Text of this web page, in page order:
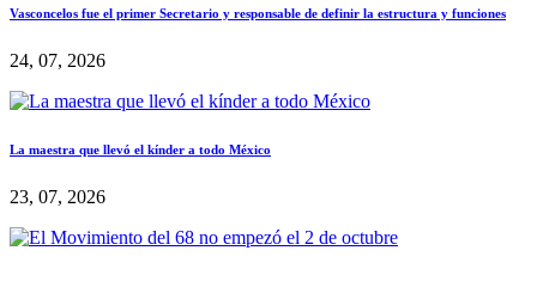
Vasconcelos fue el primer Secretario y responsable de definir la estructura y funciones
24, 07, 2026
La maestra que llevó el kínder a todo México
23, 07, 2026